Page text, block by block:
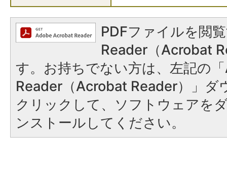
PDFファイルを閲
Reader（Acrobat
す。お持ちでない方は、左記の
Reader（Acrobat Reader）」ダ
クリックして、ソフトウェアを
ンストールしてください。